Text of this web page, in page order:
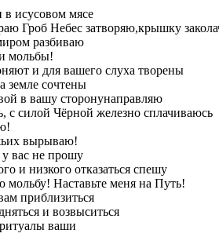
в исусовом мясе
Гроб Небес затворяю,крышку
разбиваю
мольбы!
и для вашего слуха творены
земле сочтены
в вашу сторонунаправляю
с силой Чёрной железно сплачиваюсь
вырываю!
вас не прошу
и низкого отказаться спешу
Наставьте меня на Путь!
приблизиться
и возвыситься
ваши